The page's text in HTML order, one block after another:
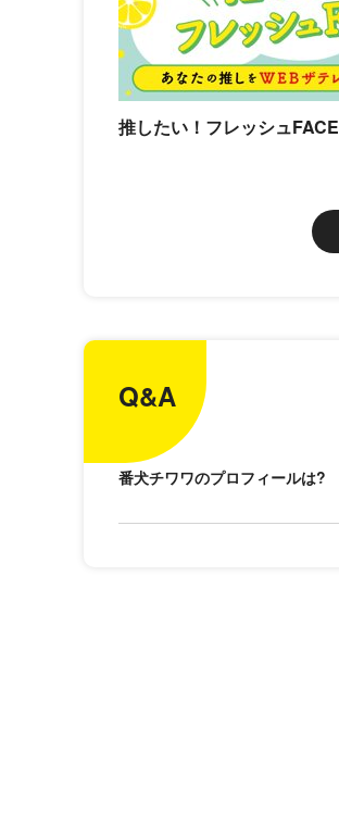
推したい！フレッシュFACE
Q&A
番犬チワワのプロフィールは?